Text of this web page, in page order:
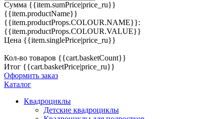
Сумма {{item.sumPrice|price_ru}}
{{item.productName}}
{{item.productProps.COLOUR.NAME}}:
{{item.productProps.COLOUR.VALUE}}
Цена {{item.singlePrice|price_ru}}
Кол-во товаров {{cart.basketCount}}
Итог {{cart.basketPrice|price_ru}}
Оформить заказ
Каталог
Квадроциклы
Детские квадроциклы